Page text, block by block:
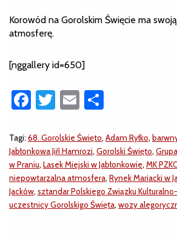
Korowód na Gorolskim Święcie ma
atmosferę.
[nggallery id=650]
Facebook
Twitter
Email
Tagi: 68. Gorolskie Święto, Adam Ryłko,
Jabłonkowa Jiří Hamrozi, Gorolski Święto,
w Praniu, Lasek Miejski w Jabłonkowie, MK
niepowtarzalna atmosfera, Rynek Mariacki w
Jacków, sztandar Polskiego Związku
uczestnicy Gorolskigo Święta, wozy